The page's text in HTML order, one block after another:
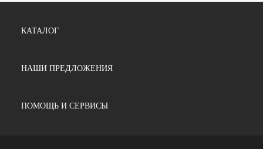
КАТАЛОГ
НАШИ ПРЕДЛОЖЕНИЯ
ПОМОЩЬ И СЕРВИСЫ